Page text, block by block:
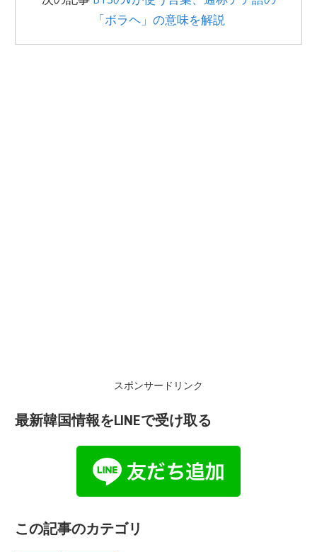
「ボラヘ」の意味を解説
スポンサードリンク
最新韓国情報をLINEで受け取る
この記事のカテゴリ